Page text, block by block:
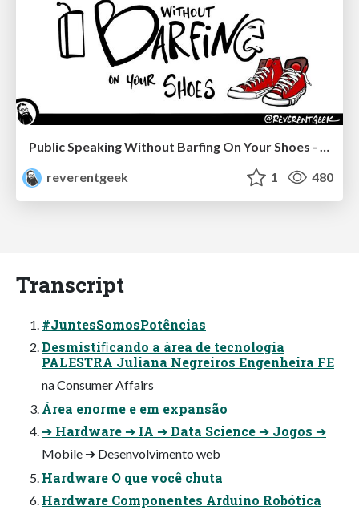
reverentgeek
1 480
Transcript
#JuntesSomosPotências
Desmistiﬁcando a área de tecnologia
PALESTRA Juliana Negreiros Engenheira FE
na Consumer Affairs
Área enorme e em expansão
➔ Hardware ➔ IA ➔ Data Science ➔ Jogos ➔
Mobile ➔ Desenvolvimento web
Hardware O que você chuta
Hardware Componentes Arduino Robótica